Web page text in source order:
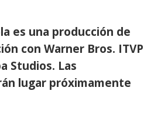
es una producción de
con Warner Bros. ITVP
Studios. Las
lugar próximamente